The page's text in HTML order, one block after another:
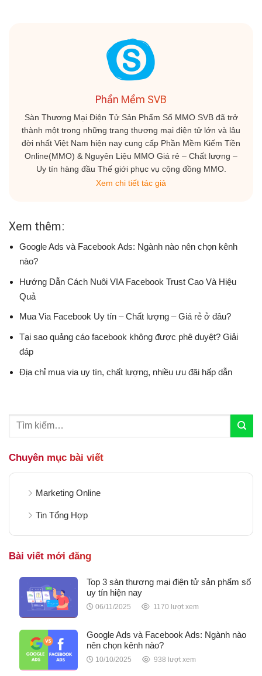
Phần Mềm SVB
Sàn Thương Mại Điện Tử Sản Phẩm Số MMO SVB đã trở
thành một trong những trang thương mại điện tử lớn và lâu
đời nhất Việt Nam hiện nay cung cấp Phần Mềm Kiếm Tiền
Online(MMO) & Nguyên Liệu MMO Giá rẻ – Chất lượng –
Uy tín hàng đầu Thế giới phục vụ cộng đồng MMO.
Xem chi tiết tác giả
Xem thêm:
Google Ads và Facebook Ads: Ngành nào nên chọn kênh
nào?
Hướng Dẫn Cách Nuôi VIA Facebook Trust Cao Và Hiệu
Quả
Mua Via Facebook Uy tín – Chất lượng – Giá rẻ ở đâu?
Tại sao quảng cáo facebook không được phê duyệt? Giải
đáp
Địa chỉ mua via uy tín, chất lượng, nhiều ưu đãi hấp dẫn
Chuyên mục bài viết
Marketing Online
Tin Tổng Hợp
Bài viết mới đăng
Top 3 sàn thương mại điện tử sản phẩm số
uy tín hiện nay
06/11/2025 1170 lượt xem
Google Ads và Facebook Ads: Ngành nào
nên chọn kênh nào?
10/10/2025 938 lượt xem